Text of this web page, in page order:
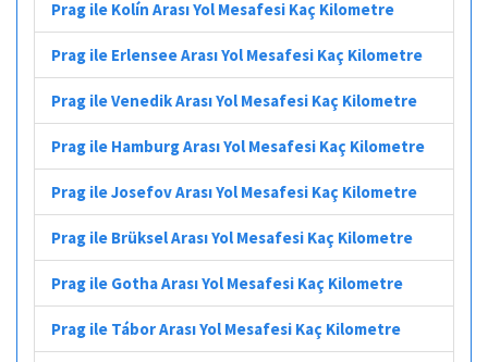
Prag ile Kolín Arası Yol Mesafesi Kaç Kilometre
Prag ile Erlensee Arası Yol Mesafesi Kaç Kilometre
Prag ile Venedik Arası Yol Mesafesi Kaç Kilometre
Prag ile Hamburg Arası Yol Mesafesi Kaç Kilometre
Prag ile Josefov Arası Yol Mesafesi Kaç Kilometre
Prag ile Brüksel Arası Yol Mesafesi Kaç Kilometre
Prag ile Gotha Arası Yol Mesafesi Kaç Kilometre
Prag ile Tábor Arası Yol Mesafesi Kaç Kilometre